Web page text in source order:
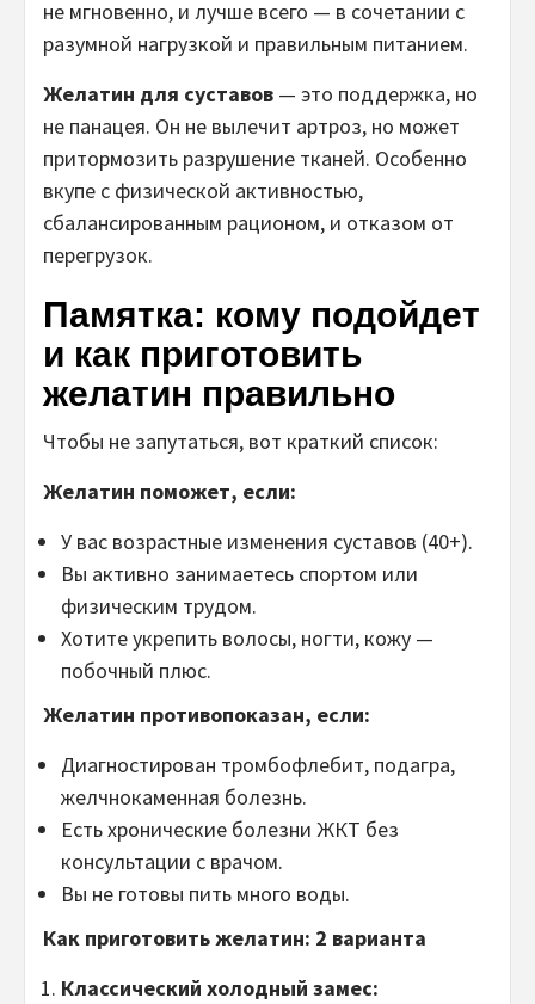
не мгновенно, и лучше всего — в сочетании с
разумной нагрузкой и правильным питанием.
Желатин для суставов — это поддержка, но
не панацея. Он не вылечит артроз, но может
притормозить разрушение тканей. Особенно
вкупе с физической активностью,
сбалансированным рационом, и отказом от
перегрузок.
Памятка: кому подойдет
и как приготовить
желатин правильно
Чтобы не запутаться, вот краткий список:
Желатин поможет, если:
У вас возрастные изменения суставов (40+).
Вы активно занимаетесь спортом или
физическим трудом.
Хотите укрепить волосы, ногти, кожу —
побочный плюс.
Желатин противопоказан, если:
Диагностирован тромбофлебит, подагра,
желчнокаменная болезнь.
Есть хронические болезни ЖКТ без
консультации с врачом.
Вы не готовы пить много воды.
Как приготовить желатин: 2 варианта
Классический холодный замес: